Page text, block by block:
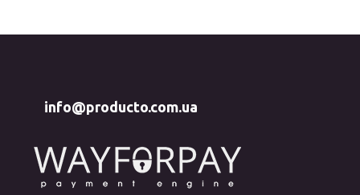
info@producto.com.ua